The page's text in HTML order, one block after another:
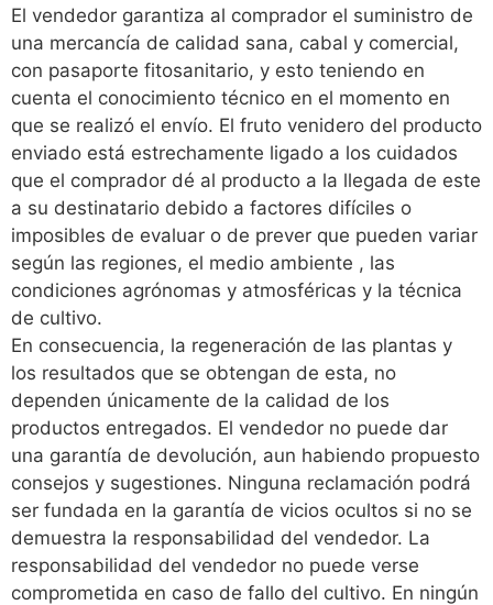
El vendedor garantiza al comprador el suministro de
una mercancía de calidad sana, cabal y comercial,
con pasaporte fitosanitario, y esto teniendo en
cuenta el conocimiento técnico en el momento en
que se realizó el envío. El fruto venidero del producto
enviado está estrechamente ligado a los cuidados
que el comprador dé al producto a la llegada de este
a su destinatario debido a factores difíciles o
imposibles de evaluar o de prever que pueden variar
según las regiones, el medio ambiente , las
condiciones agrónomas y atmosféricas y la técnica
de cultivo.
En consecuencia, la regeneración de las plantas y
los resultados que se obtengan de esta, no
dependen únicamente de la calidad de los
productos entregados. El vendedor no puede dar
una garantía de devolución, aun habiendo propuesto
consejos y sugestiones. Ninguna reclamación podrá
ser fundada en la garantía de vicios ocultos si no se
demuestra la responsabilidad del vendedor. La
responsabilidad del vendedor no puede verse
comprometida en caso de fallo del cultivo. En ningún